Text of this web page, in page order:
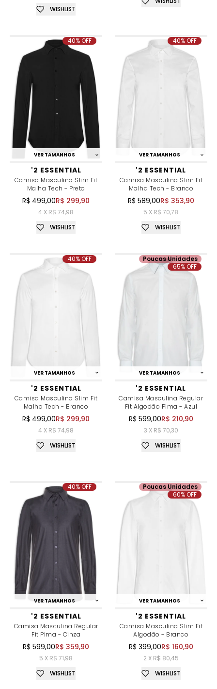
WISHLIST
VER TAMANHOS
'2 ESSENTIAL
Camisa Masculina Slim Fit
Malha Tech - Preto
R$ 499,00R$ 299,90
4 X R$ 74,98
40% OFF
WISHLIST
VER TAMANHOS
'2 ESSENTIAL
Camisa Masculina Slim Fit
Malha Tech - Branco
R$ 589,00R$ 353,90
5 X R$ 70,78
40% OFF
WISHLIST
VER TAMANHOS
'2 ESSENTIAL
Camisa Masculina Slim Fit
Malha Tech - Branco
R$ 499,00R$ 299,90
4 X R$ 74,98
40% OFF
WISHLIST
VER TAMANHOS
'2 ESSENTIAL
Camisa Masculina Regular
Fit Algodão Pima - Azul
R$ 599,00R$ 210,90
3 X R$ 70,30
Poucas Unidades
65% OFF
WISHLIST
VER TAMANHOS
'2 ESSENTIAL
Camisa Masculina Regular
Fit Pima - Cinza
R$ 599,00R$ 359,90
5 X R$ 71,98
40% OFF
WISHLIST
VER TAMANHOS
'2 ESSENTIAL
Camisa Masculina Slim Fit
Algodão - Branco
R$ 399,00R$ 160,90
2 X R$ 80,45
Poucas Unidades
60% OFF
WISHLIST